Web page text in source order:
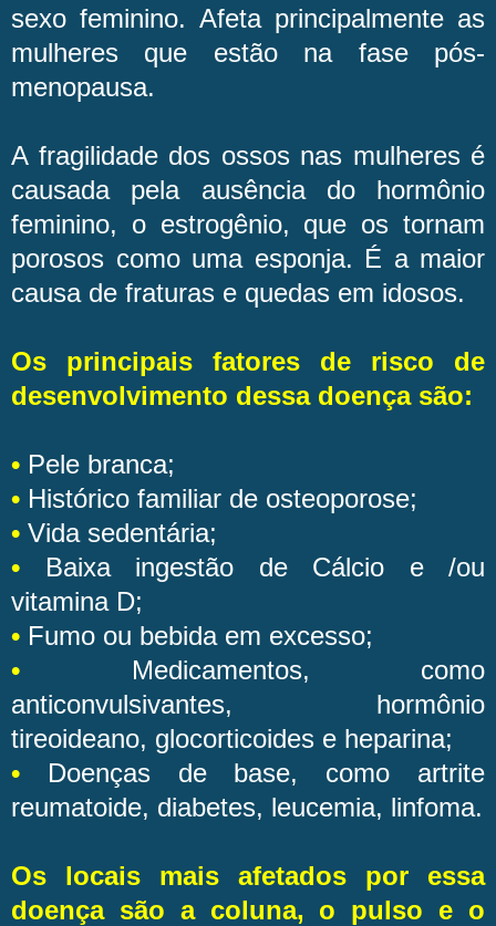
sexo feminino. Afeta principalmente as
mulheres que estão na fase pós-
menopausa.
A fragilidade dos ossos nas mulheres é
causada pela ausência do hormônio
feminino, o estrogênio, que os tornam
porosos como uma esponja. É a maior
causa de fraturas e quedas em idosos.
Os principais fatores de risco de
desenvolvimento dessa doença são:
• Pele branca;
• Histórico familiar de osteoporose;
• Vida sedentária;
• Baixa ingestão de Cálcio e /ou
vitamina D;
• Fumo ou bebida em excesso;
• Medicamentos, como
anticonvulsivantes, hormônio
tireoideano, glocorticoides e heparina;
• Doenças de base, como artrite
reumatoide, diabetes, leucemia, linfoma.
Os locais mais afetados por essa
doença são a coluna, o pulso e o